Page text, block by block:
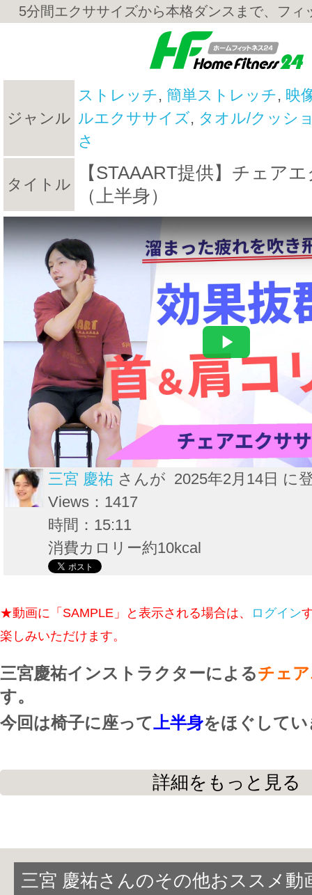
5分間エクササイズから本格ダンスまで、フィ
ジャンル
ストレッチ, 簡単ストレッチ, 映
ルエクササイズ, タオル/クッシ
さ
タイトル
【STAAART提供】チェ
（上半身）
三宮 慶祐 さんが 2025年2月14日 に
Views：1417
時間：15:11
消費カロリー約10kcal
★動画に「SAMPLE」と表示される場合は、 ログイン
楽しみいただけます。
三宮慶祐インストラクターによるチェ
す。
今回は椅子に座って上半身をほぐして
この動画では、首や肩のコリを根本か
誰でもできる簡単な内容ばかりですが
詳細をもっと見る
三宮 慶祐さんのその他おススメ動